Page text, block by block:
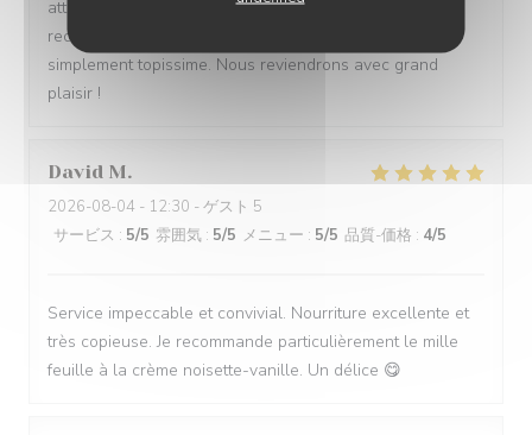
attentions qui font vraiment la différence. Nous
recommandons cet établissement à 100 % ! C’est tout
simplement topissime. Nous reviendrons avec grand
plaisir !
David M
2026-08-04 - 12:30 - ゲスト 5
サービス : 5/5 雰囲気 : 5/5 メニュー : 5/5 品質-価格 : 4/5
Service impeccable et convivial. Nourriture excellente et
très copieuse. Je recommande particulièrement le mille
feuille à la crème noisette-vanille. Un délice 😋